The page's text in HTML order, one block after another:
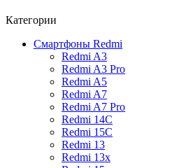
Категории
Смартфоны Redmi
Redmi A3
Redmi A3 Pro
Redmi A5
Redmi A7
Redmi A7 Pro
Redmi 14C
Redmi 15C
Redmi 13
Redmi 13x